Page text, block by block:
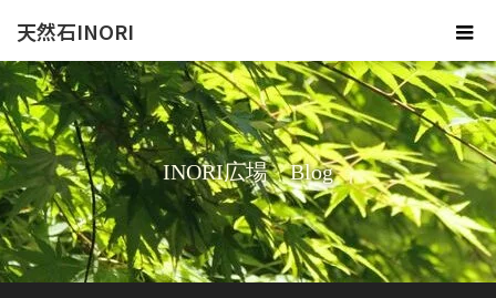
天然石INORI
INORI広場 Blog